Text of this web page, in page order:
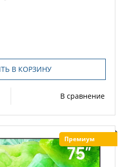
В КОРЗИНУ
В сравнение
Премиум